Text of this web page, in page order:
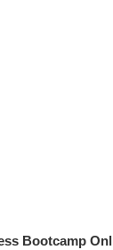
Bootcamp